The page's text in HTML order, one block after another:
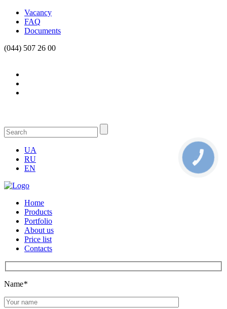
Vacancy
FAQ
Documents
(044) 507 26 00
UA
RU
EN
Home
Products
Portfolio
About us
Price list
Contacts
Name*
КНОПКА
СВЯЗИ